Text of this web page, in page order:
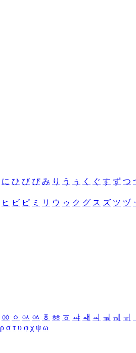
に ひ び ぴ み り う ぅ く ぐ す ず つ
ヒ ビ ピ ミ リ ウ ゥ ク グ ス ズ ツ ヅ
ㆀ ㆁ ㆂ ㆃ ㆄ ㆅ ㆆ ㆇ ㆈ ㆉ ㆊ ㆋ ㆌ
ρ σ τ υ φ χ ψ ω